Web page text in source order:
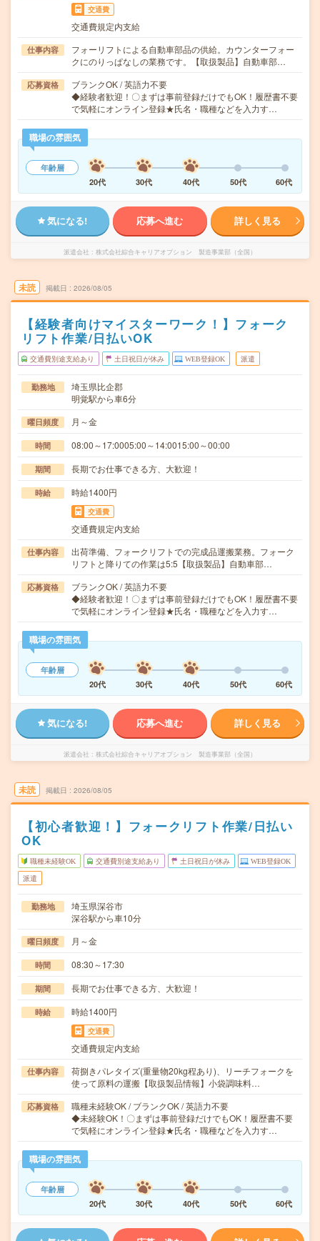
交通費
交通費規定内支給
仕事内容
フォーリフトによる自動車部品の供給。カウンターフォー
クにのりっぱなしの業務です。【取扱製品】自動車部…
応募資格
ブランクOK / 英語力不要
◆経験者歓迎！〇まずは事前登録だけでもOK！履歴書不要
で気軽にオンライン登録★氏名・職種などを入力す…
職場の雰囲気
年齢層
20代
30代 40代 50代 60代
気になる! 応募へ進む 詳しく見る
派遣会社 株式会社綜合キャリアオプション 製造事業部（全国）
未読 掲載日 2026/08/05
【経験者向けマイスターワーク！】フォーク
リフト作業/日払いOK
交通費別途支給あり 土日祝日が休み WEB登録OK 派遣
勤務地
埼玉県比企郡
明覚駅から車6分
曜日頻度 月～金
時間 08:00～17:0005:00～14:0015:00～00:00
期間 長期でお仕事できる方、大歓迎！
時給 時給1400円
交通費
交通費規定内支給
仕事内容
出荷準備、フォークリフトでの完成品運搬業務。フォーク
リフトと降りての作業は5:5【取扱製品】自動車部…
応募資格
ブランクOK / 英語力不要
◆経験者歓迎！〇まずは事前登録だけでもOK！履歴書不要
で気軽にオンライン登録★氏名・職種などを入力す…
職場の雰囲気
年齢層
20代
30代 40代 50代 60代
気になる! 応募へ進む 詳しく見る
派遣会社 株式会社綜合キャリアオプション 製造事業部（全国）
未読 掲載日 2026/08/05
【初心者歓迎！】フォークリフト作業/日払い
OK
職種未経験OK 交通費別途支給あり 土日祝日が休み WEB登録OK
派遣
勤務地
埼玉県深谷市
深谷駅から車10分
曜日頻度 月～金
時間 08:30～17:30
期間 長期でお仕事できる方、大歓迎！
時給 時給1400円
交通費
交通費規定内支給
仕事内容
荷捌きパレタイズ(重量物20kg程あり)、リーチフォークを
使って原料の運搬【取扱製品情報】小袋調味料…
応募資格
職種未経験OK / ブランクOK / 英語力不要
◆未経験OK！〇まずは事前登録だけでもOK！履歴書不要
で気軽にオンライン登録★氏名・職種などを入力す…
職場の雰囲気
年齢層
20代
30代 40代 50代 60代